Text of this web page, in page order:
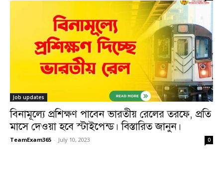
Job updates
বিনামূল্যে প্রশিক্ষণ পাবেন ভারতীয় রেলের তরফে, প্রতি
মাসে দেওয়া হবে স্টাইপেন্ড। বিস্তারিত জানুন।
TeamExam365 - July 10, 2023 0